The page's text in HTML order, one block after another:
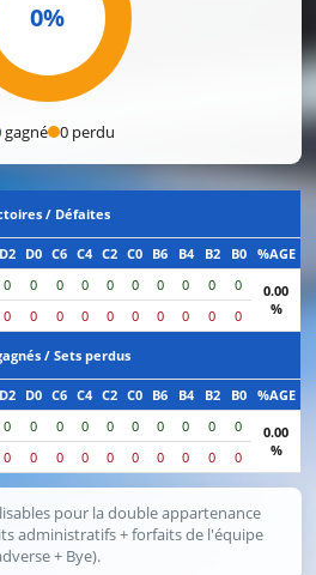
0%
gagné 0 perdu
/ Défaites
D2 D0 C6 C4 C2 C0 B6 B4 B2 B0
%AGE
0 0 0 0 0 0 0 0 0 0
0.00
%
0 0 0 0 0 0 0 0 0 0
/ Sets perdus
D2 D0 C6 C4 C2 C0 B6 B4 B2 B0
%AGE
0 0 0 0 0 0 0 0 0 0
0.00
%
0 0 0 0 0 0 0 0 0 0
pour la double appartenance
administratifs + forfaits de l'équipe
+ Bye).